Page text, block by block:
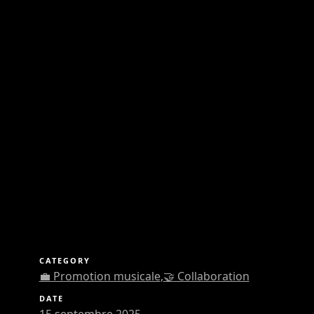
CATEGORY
💼 Promotion musicale,🤝 Collaboration
DATE